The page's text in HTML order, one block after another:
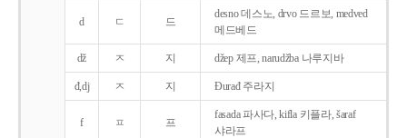
d ㄷ 드
desno 데스노, drvo 드르보, medved
메드베드
dž ㅈ 지 džep 제프, narudžba 나루지바
đ,dj ㅈ 지 Ðurađ 주라지
f ㅍ 프
fasada 파사다, kifla 키플라, šaraf
샤라프